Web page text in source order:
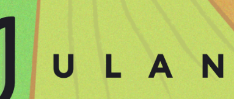
Забули пароль?
дані, ви погоджуєтеся з
політикою
та даєте згоду на обробку персональних даних.